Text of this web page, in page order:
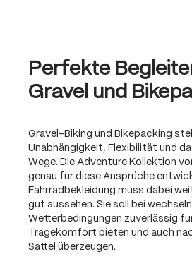
Perfekte
Gravel und
Gravel-Biking und Bikepacking
Unabhängigkeit, Flexibilität und
Wege. Die Adventure Kollektion
genau für diese Ansprüche
Fahrradbekleidung muss dabei
gut aussehen. Sie soll bei
Wetterbedingungen zuverlässig
Tragekomfort bieten und auch
Sattel überzeugen.